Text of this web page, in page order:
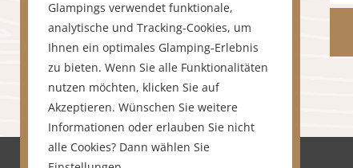
Glampings verwendet funktionale,
analytische und Tracking-Cookies, um
Ihnen ein optimales Glamping-Erlebnis
zu bieten. Wenn Sie alle Funktionalitäten
nutzen möchten, klicken Sie auf
Akzeptieren. Wünschen Sie weitere
Informationen oder erlauben Sie nicht
alle Cookies? Dann wählen Sie